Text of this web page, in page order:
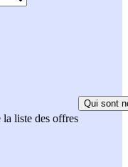
la liste des offres
Qui sont